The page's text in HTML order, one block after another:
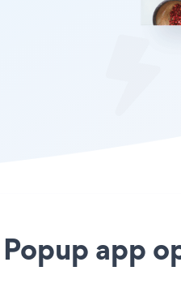
app